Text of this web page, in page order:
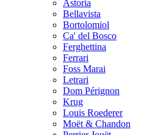
Astoria
Bellavista
Bortolomiol
Ca' del Bosco
Ferghettina
Ferrari
Foss Marai
Letrari
Dom Pérignon
Krug
Louis Roederer
Moët & Chandon